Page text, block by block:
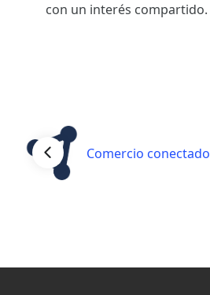
con un interés compartido.
Comercio conectado